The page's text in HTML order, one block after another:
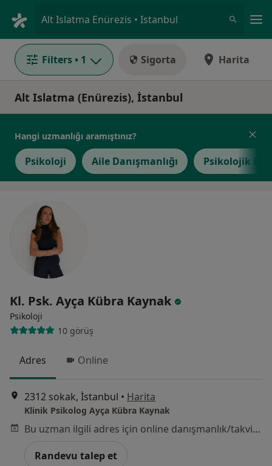
Alt Islatma Enürezis • Istanbul
Filters • 1 Sigorta Harita
Alt Islatma (Enürezis), İstanbul
Hangi uzmanlığı aramıştınız?
Psikoloji Aile Danışmanlığı Psikolojik
Kl. Psk. Ayça Kübra Kaynak
Psikoloji
10 görüş
Adres Online
2312 sokak, İstanbul • Harita
Klinik Psikolog Ayça Kübra Kaynak
Bu uzman ilgili adres için online danışmanlık/takvim sunmuyor.
Randevu talep et